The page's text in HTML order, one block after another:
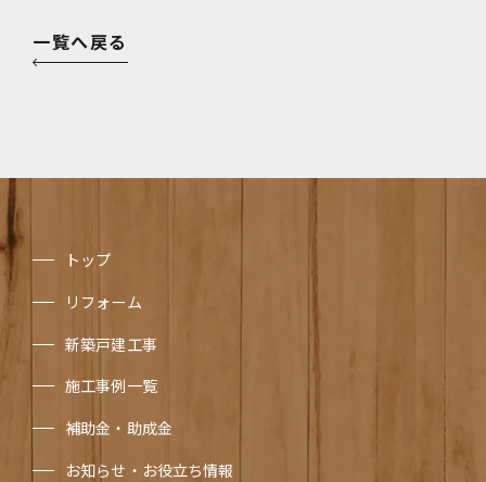
一覧へ戻る
トップ
リフォーム
新築戸建工事
施工事例一覧
補助金・助成金
お知らせ・お役立ち情報